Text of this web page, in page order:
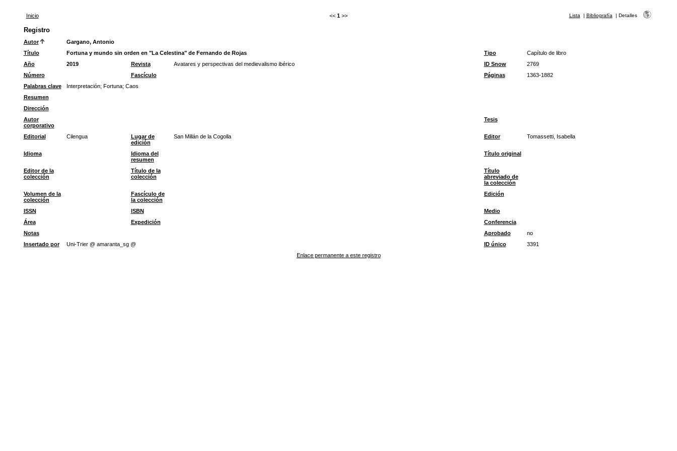
Inicio << 1 >> Lista | Bibliografía | Detalles
Registro
Autor
Gargano, Antonio
Título
Fortuna y mundo sin orden en "La Celestina" de Fernando de Rojas Tipo
Capítulo de libro
Año
2019 Revista Avatares y perspectivas del medievalismo ibérico ID Snow
2769
Número
Fascículo Páginas
1363-1882
Palabras clave
Interpretación; Fortuna; Caos
Resumen
Dirección
Autor
corporativo
Tesis
Editorial Cilengua
Lugar de
edición
San Millán de la Cogolla Editor Tomassetti, Isabella
Idioma
Idioma del
resumen
Título original
Editor de la
colección
Título de la
colección
Título
abreviado de
la colección
Volumen de la
colección
Fascículo de
la colección
Edición
ISSN ISBN
Medio
Área
Expedición
Conferencia
Notas
Aprobado
no
Insertado por
Uni-Trier @ amaranta_sg @ ID único
3391
Enlace permanente a este registro